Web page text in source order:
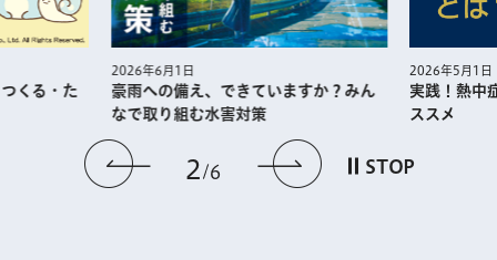
前のスライドを表示
2 6 次のスライドを
STOP
くる・た
2026年6月1日
豪雨への備え、できていますか？みん
なで取り組む水害対策
2026年5月1日
実践！熱中
ススメ